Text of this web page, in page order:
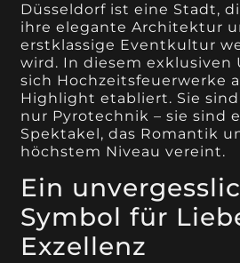
Düsseldorf ist eine Stadt,
ihre elegante Architektur
erstklassige Eventkultur
wird. In diesem exklusiven
sich Hochzeitsfeuerwerke
Highlight etabliert. Sie
nur Pyrotechnik – sie sind
Spektakel, das Romantik
höchstem Niveau vereint.
Ein
Symbol für
Exzellenz